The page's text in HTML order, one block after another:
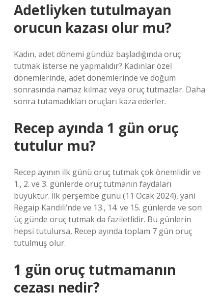
Adetliyken tutulmayan
orucun kazası olur mu?
Kadın, adet dönemi gündüz başladığında oruç
tutmak isterse ne yapmalıdır? Kadınlar özel
dönemlerinde, adet dönemlerinde ve doğum
sonrasında namaz kılmaz veya oruç tutmazlar. Daha
sonra tutamadıkları oruçları kaza ederler.
Recep ayında 1 gün oruç
tutulur mu?
Recep ayının ilk günü oruç tutmak çok önemlidir ve
1., 2. ve 3. günlerde oruç tutmanın faydaları
büyüktür. İlk perşembe günü (11 Ocak 2024), yani
Regaip Kandili’nde ve 13., 14. ve 15. günlerde ve son
üç günde oruç tutmak da faziletlidir. Bu günlerin
hepsi tutulursa, Recep ayında toplam 7 gün oruç
tutulmuş olur.
1 gün oruç tutmamanın
cezası nedir?